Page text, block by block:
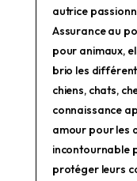
autrice
Assurance au
pour animaux,
brio les
chiens, chats,
connaissance
amour pour les
incontournable
protéger leurs